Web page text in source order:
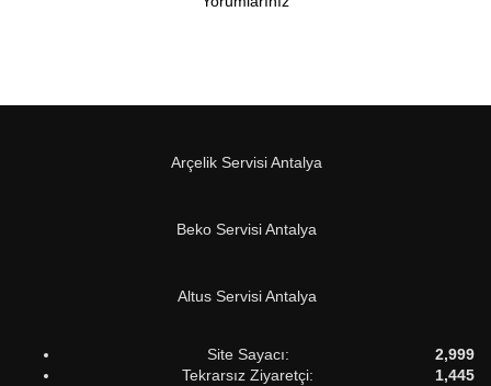
Arçelik Servisi Antalya
Beko Servisi Antalya
Altus Servisi Antalya
Site Sayacı:
2,999
Tekrarsız Ziyaretçi:
1,445